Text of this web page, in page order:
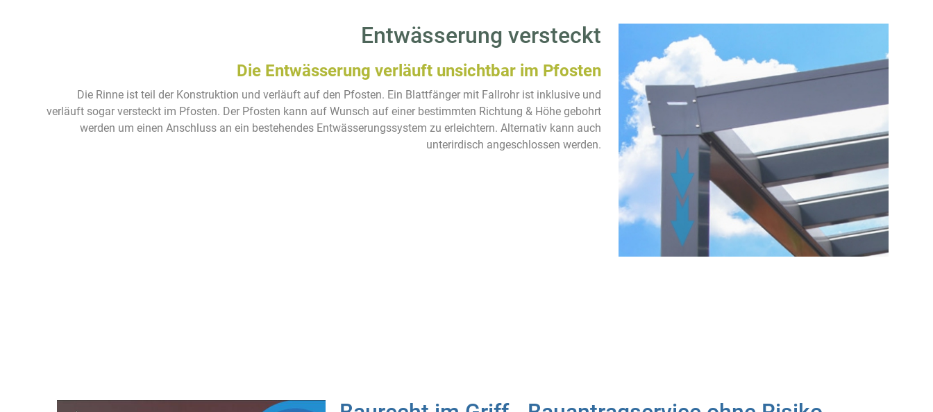
Entwässerung versteckt
Die Entwässerung verläuft unsichtbar im Pfosten
Die Rinne ist teil der Konstruktion und verläuft auf den Pfosten. Ein Blattfänger mit Fallrohr ist inklusive und
verläuft sogar versteckt im Pfosten. Der Pfosten kann auf Wunsch auf einer bestimmten Richtung & Höhe gebohrt
werden um einen Anschluss an ein bestehendes Entwässerungssystem zu erleichtern. Alternativ kann auch
unterirdisch angeschlossen werden.